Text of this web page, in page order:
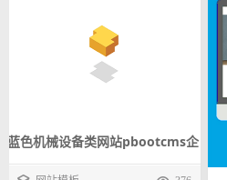
蓝色机械设备类网站pbootcms企
业模板 工业制造自适应手机网站